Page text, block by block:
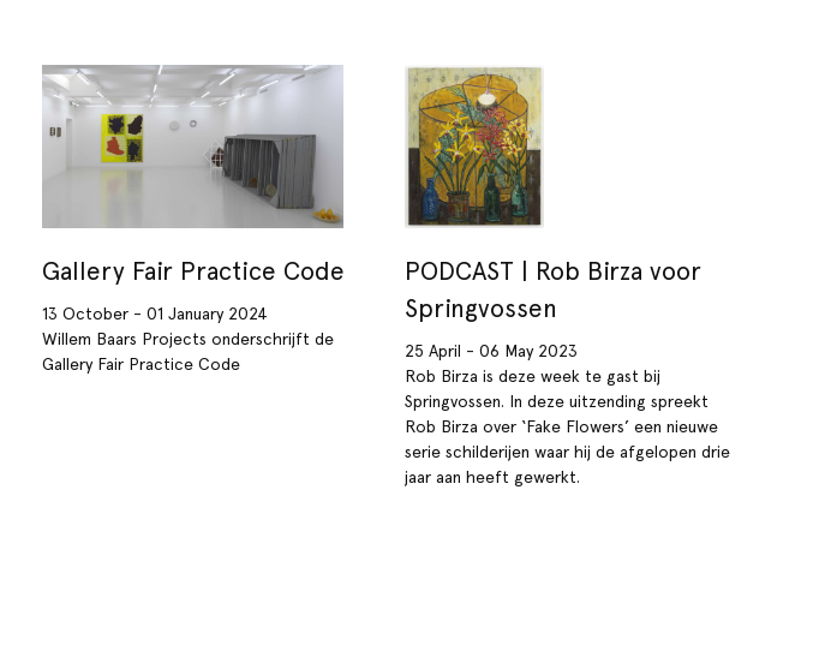
Gallery Fair Practice Code
13 October - 01 January 2024
Willem Baars Projects onderschrijft de
Gallery Fair Practice Code
PODCAST | Rob Birza voor
Springvossen
25 April - 06 May 2023
Rob Birza is deze week te gast bij
Springvossen. In deze uitzending spreekt
Rob Birza over ‘Fake Flowers’ een nieuwe
serie schilderijen waar hij de afgelopen drie
jaar aan heeft gewerkt.